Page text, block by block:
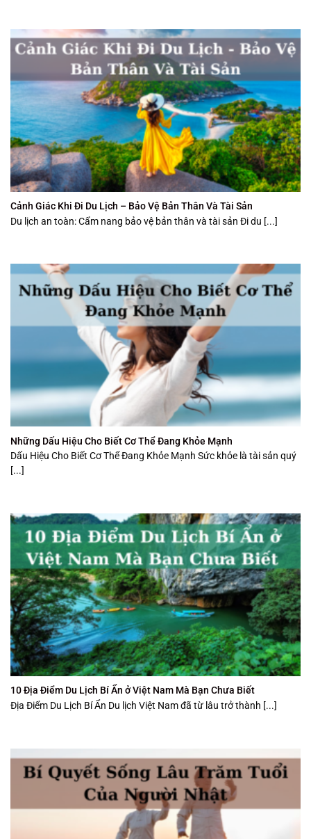
Cảnh Giác Khi Đi Du Lịch – Bảo Vệ Bản Thân Và Tài Sản
Du lịch an toàn: Cẩm nang bảo vệ bản thân và tài sản Đi du [...]
Những Dấu Hiệu Cho Biết Cơ Thể Đang Khỏe Mạnh
Dấu Hiệu Cho Biết Cơ Thể Đang Khỏe Mạnh Sức khỏe là tài sản quý
[...]
10 Địa Điểm Du Lịch Bí Ẩn ở Việt Nam Mà Bạn Chưa Biết
Địa Điểm Du Lịch Bí Ẩn Du lịch Việt Nam đã từ lâu trở thành [...]